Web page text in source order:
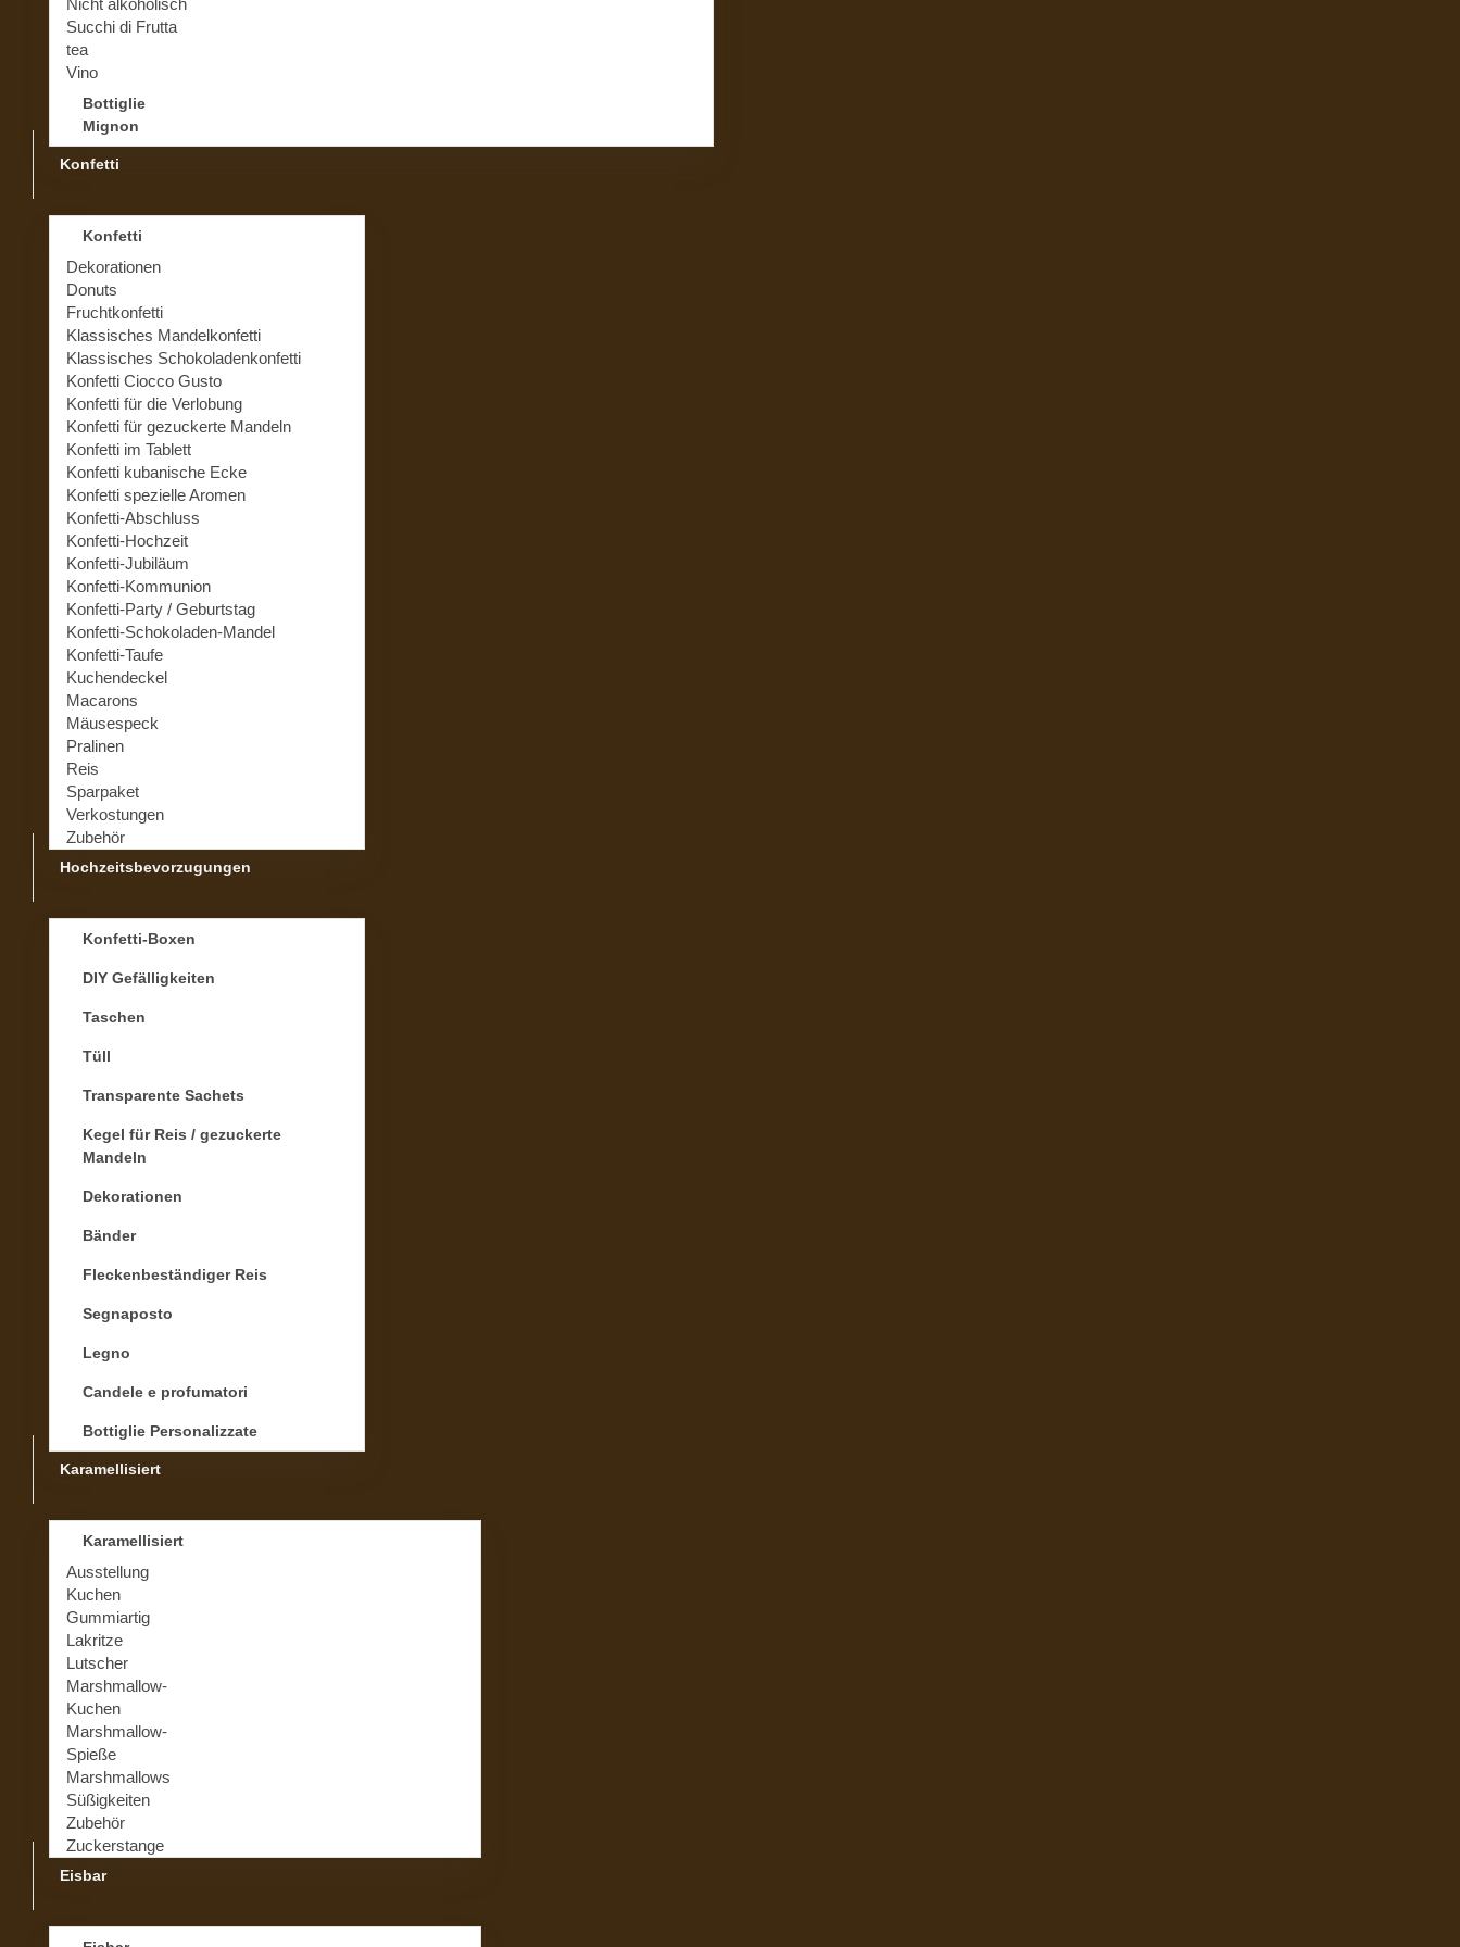
Succhi di Frutta
tea
Vino
Bottiglie
Mignon
Konfetti
Konfetti
Dekorationen
Donuts
Fruchtkonfetti
Klassisches Mandelkonfetti
Klassisches Schokoladenkonfetti
Konfetti Ciocco Gusto
Konfetti für die Verlobung
Konfetti für gezuckerte Mandeln
Konfetti im Tablett
Konfetti kubanische Ecke
Konfetti spezielle Aromen
Konfetti-Abschluss
Konfetti-Hochzeit
Konfetti-Jubiläum
Konfetti-Kommunion
Konfetti-Party / Geburtstag
Konfetti-Schokoladen-Mandel
Konfetti-Taufe
Kuchendeckel
Macarons
Mäusespeck
Pralinen
Reis
Sparpaket
Verkostungen
Zubehör
Hochzeitsbevorzugungen
Konfetti-Boxen
DIY Gefälligkeiten
Taschen
Tüll
Transparente Sachets
Kegel für Reis / gezuckerte
Mandeln
Dekorationen
Bänder
Fleckenbeständiger Reis
Segnaposto
Legno
Candele e profumatori
Bottiglie Personalizzate
Karamellisiert
Karamellisiert
Ausstellung
Kuchen
Gummiartig
Lakritze
Lutscher
Marshmallow-
Kuchen
Marshmallow-
Spieße
Marshmallows
Süßigkeiten
Zubehör
Zuckerstange
Eisbar